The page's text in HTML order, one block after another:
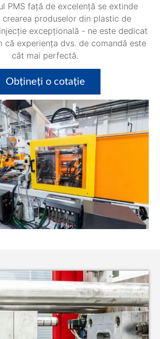
PMS față de excelență se extinde
produselor din plastic de
excepțională - ne este dedicat
că experiența dvs. de comandă este
cât mai perfectă.
Obțineți o cotație